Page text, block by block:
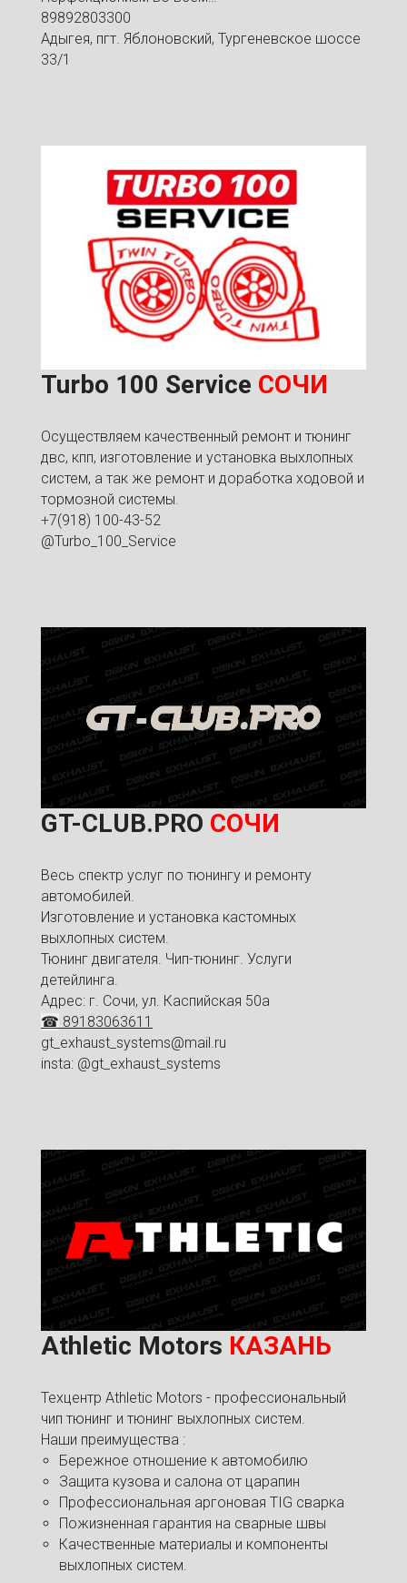
89892803300
Адыгея, пгт. Яблоновский, Тургеневское шоссе
33/1
Turbo 100 Service СОЧИ
Осуществляем качественный ремонт и тюнинг
двс, кпп, изготовление и установка выхлопных
систем, а так же ремонт и доработка ходовой и
тормозной системы.
+7(918) 100-43-52
@Turbo_100_Service
GT-CLUB.PRO СОЧИ
Весь спектр услуг по тюнингу и ремонту
автомобилей.
Изготовление и установка кастомных
выхлопных систем.
Тюнинг двигателя. Чип-тюнинг. Услуги
детейлинга.
Адрес: г. Сочи, ул. Каспийская 50а
☎ 89183063611
gt_exhaust_systems@mail.ru
insta: @gt_exhaust_systems
Athletic Motors КАЗАНЬ
Техцентр Athletic Motors - профессиональный
чип тюнинг и тюнинг выхлопных систем.
Наши преимущества :
Бережное отношение к автомобилю
Защита кузова и салона от царапин
Профессиональная аргоновая TIG сварка
Пожизненная гарантия на сварные швы
Качественные материалы и компоненты
выхлопных систем.